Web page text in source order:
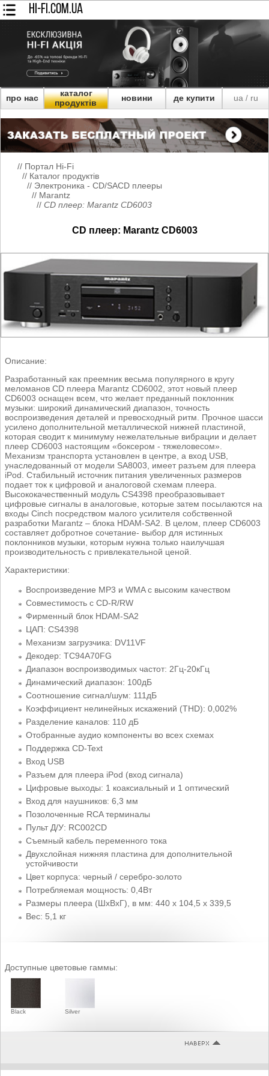
HI-FI.COM.UA
про нас
каталог
продуктів
новини де купити ua/ ru
// Портал Hi-Fi
// Каталог продуктів
// Электроника - CD/SACD плееры
// Marantz
// CD плеер: Marantz CD6003
CD плеер: Marantz CD6003
Описание:
Разработанный как преемник весьма популярного в кругу
меломанов CD плеера Marantz CD6002, этот новый плеер
CD6003 оснащен всем, что желает преданный поклонник
музыки: широкий динамический диапазон, точность
воспроизведения деталей и превосходный ритм. Прочное шасси
усилено дополнительной металлической нижней пластиной,
которая сводит к минимуму нежелательные вибрации и делает
плеер CD6003 настоящим «боксером - тяжеловесом».
Механизм транспорта установлен в центре, а вход USB,
унаследованный от модели SA8003, имеет разъем для плеера
iPod. Стабильный источник питания увеличенных размеров
подает ток к цифровой и аналоговой схемам плеера.
Высококачественный модуль CS4398 преобразовывает
цифровые сигналы в аналоговые, которые затем посылаются на
входы Cinch посредством малого усилителя собственной
разработки Marantz – блока HDAM-SA2. В целом, плеер CD6003
составляет добротное сочетание- выбор для истинных
поклонников музыки, которым нужна только наилучшая
производительность с привлекательной ценой.
Характеристики:
Воспроизведение MP3 и WMA с высоким качеством
Совместимость с CD-R/RW
Фирменный блок HDAM-SA2
ЦАП: CS4398
Механизм загрузчика: DV11VF
Декодер: TC94A70FG
Диапазон воспроизводимых частот: 2Гц-20кГц
Динамический диапазон: 100дБ
Соотношение сигнал/шум: 111дБ
Коэффициент нелинейных искажений (THD): 0,002%
Разделение каналов: 110 дБ
Отобранные аудио компоненты во всех схемах
Поддержка CD-Text
Вход USB
Разъем для плеера iPod (вход сигнала)
Цифровые выходы: 1 коаксиальный и 1 оптический
Вход для наушников: 6,3 мм
Позолоченные RCA терминалы
Пульт Д/У: RC002CD
Съемный кабель переменного тока
Двухслойная нижняя пластина для дополнительной
устойчивости
Цвет корпуса: черный / серебро-золото
Потребляемая мощность: 0,4Вт
Размеры плеера (ШxВxГ), в мм: 440 x 104,5 x 339,5
Вес: 5,1 кг
Доступные цветовые гаммы:
Black Silver